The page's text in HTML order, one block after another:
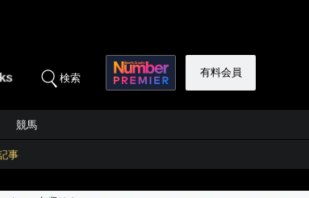
検索 有料会員
競馬
事